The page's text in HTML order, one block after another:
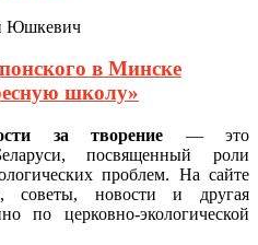
Юшкевич
в Минске
школу»
за творение — это
посвященный роли
проблем. На сайте
советы, новости и другая
по церковно-экологической